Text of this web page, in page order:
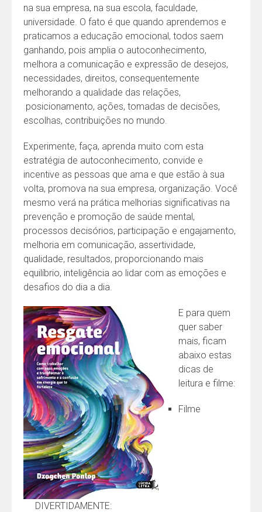
na sua empresa, na sua escola, faculdade,
universidade. O fato é que quando aprendemos e
praticamos a educação emocional, todos saem
ganhando, pois amplia o autoconhecimento,
melhora a comunicação e expressão de desejos,
necessidades, direitos, consequentemente
melhorando a qualidade das relações,
posicionamento, ações, tomadas de decisões,
escolhas, contribuições no mundo.
Experimente, faça, aprenda muito com esta
estratégia de autoconhecimento, convide e
incentive as pessoas que ama e que estão à sua
volta, promova na sua empresa, organização. Você
mesmo verá na prática melhorias significativas na
prevenção e promoção de saúde mental,
processos decisórios, participação e engajamento,
melhoria em comunicação, assertividade,
qualidade, resultados, proporcionando mais
equilíbrio, inteligência ao lidar com as emoções e
desafios do dia a dia.
E para quem
quer saber
mais, ficam
abaixo estas
dicas de
leitura e filme:
Filme
DIVERTIDAMENTE: